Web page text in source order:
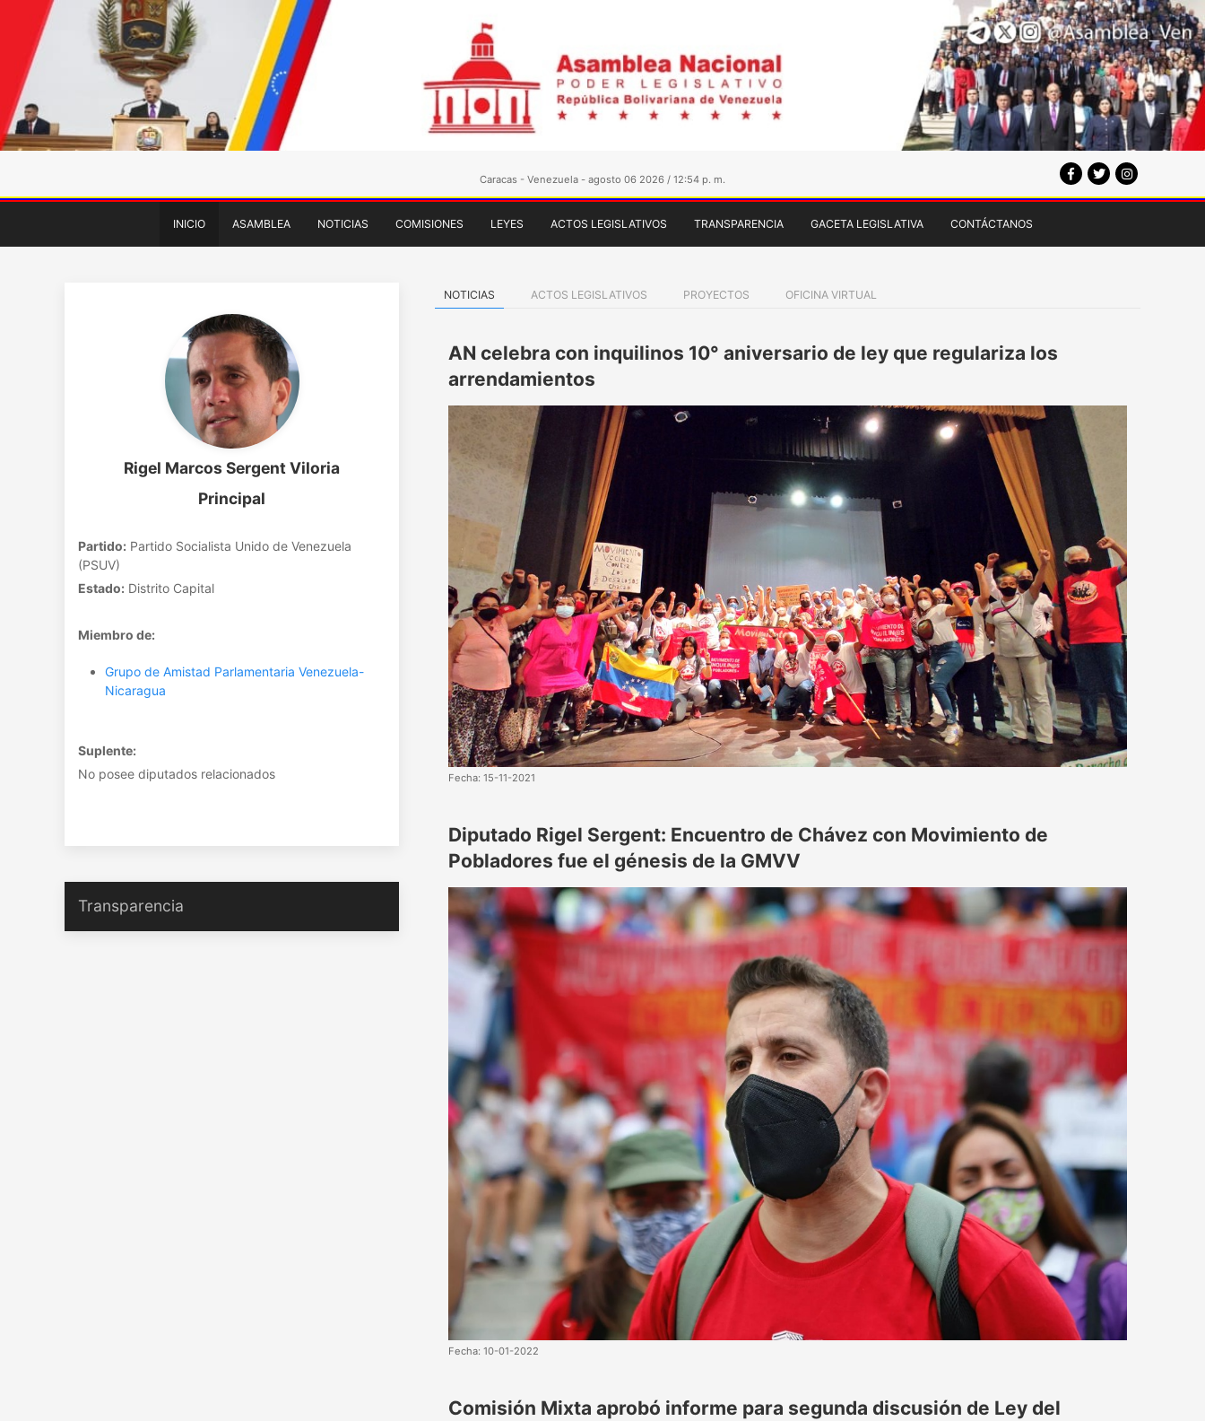
Caracas - Venezuela - agosto 06 2026 / 12:54 p. m.
INICIO ASAMBLEA NOTICIAS COMISIONES LEYES ACTOS LEGISLATIVOS TRANSPARENCIA GACETA LEGISLATIVA CONTÁCTANOS
Rigel Marcos Sergent Viloria
Principal
Partido: Partido Socialista Unido de Venezuela
(PSUV)
Estado: Distrito Capital
Miembro de:
Grupo de Amistad Parlamentaria Venezuela-
Nicaragua
Suplente:
No posee diputados relacionados
Transparencia
NOTICIAS ACTOS LEGISLATIVOS PROYECTOS OFICINA VIRTUAL
AN celebra con inquilinos 10° aniversario de ley que regulariza los
arrendamientos
Fecha: 15-11-2021
Diputado Rigel Sergent: Encuentro de Chávez con Movimiento de
Pobladores fue el génesis de la GMVV
Fecha: 10-01-2022
Comisión Mixta aprobó informe para segunda discusión de Ley del